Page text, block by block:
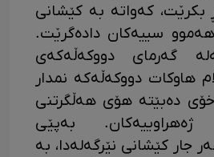
کەواتە بە کێشانی
سییەکان دادەگرێت.
گەرمای دووکەڵەکەی
هاوکات دووکەڵەکە نمدار
دەبێتە هۆی هەڵگرتنی
بەپێی
جار کێشانی نێرگەلەدا، بە